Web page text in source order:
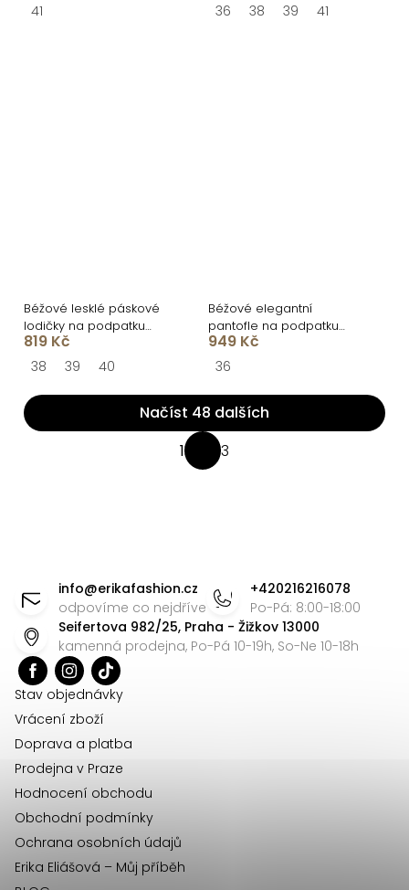
41 36 38 39 41
Béžové lesklé páskové
lodičky na podpatku
ALINOR
819 Kč
38 39 40
Béžové elegantní
pantofle na podpatku
ZAYVEN
949 Kč
36
O
v
c
í
p
r
Načíst 48 dalších
o
v
á
n
1 3
info@erikafashion.cz
odpovíme co nejdříve
+420216216078
Po-Pá: 8:00-18:00
Seifertova 982/25, Praha - Žižkov 13000
kamenná prodejna, Po-Pá 10-19h, So-Ne 10-18h
Stav objednávky
Vrácení zboží
Doprava a platba
Prodejna v Praze
Hodnocení obchodu
Obchodní podmínky
Ochrana osobních údajů
Erika Eliášová – Můj příběh